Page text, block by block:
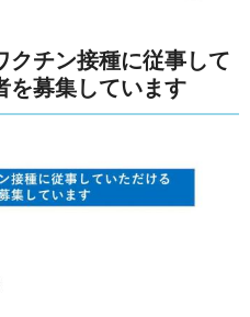
クチン接種に従事して
を募集しています